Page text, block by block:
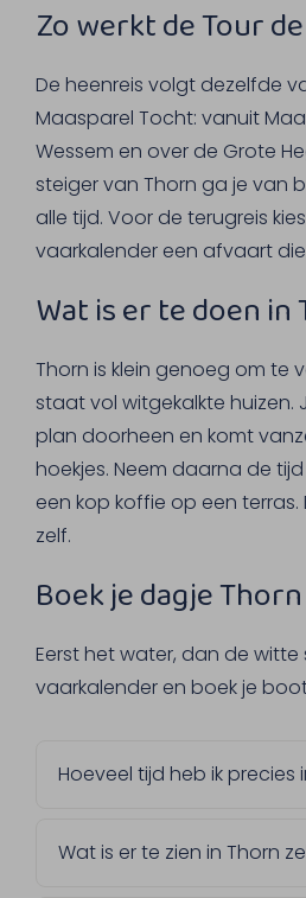
Zo werkt de Tour
De heenreis volgt dezelfde
Maasparel Tocht: vanuit
Wessem en over de Grote
steiger van Thorn ga je van
alle tijd. Voor de terugreis
vaarkalender een afvaart
Wat is er te doen in
Thorn is klein genoeg om te
staat vol witgekalkte huizen.
plan doorheen en komt
hoekjes. Neem daarna de
een kop koffie op een
zelf.
Boek je dagje Thorn
Eerst het water, dan de witte
vaarkalender en boek je
Hoeveel tijd heb ik precies
een terugvaart die bij jouw
Wat is er te zien in Thorn